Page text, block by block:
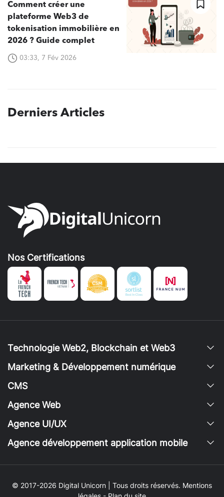
Comment créer une
plateforme Web3 de
tokenisation immobilière en
2026 ? Guide complet
03:33, 7 Fév 2026
Derniers Articles
Nos Certifications
Technologie Web2, Blockchain et Web3
Marketing & Développement numérique
CMS
Agence Web
Agence UI/UX
Agence développement application mobile
© 2017-2026 Digital Unicorn | Tous droits réservés. Mentions